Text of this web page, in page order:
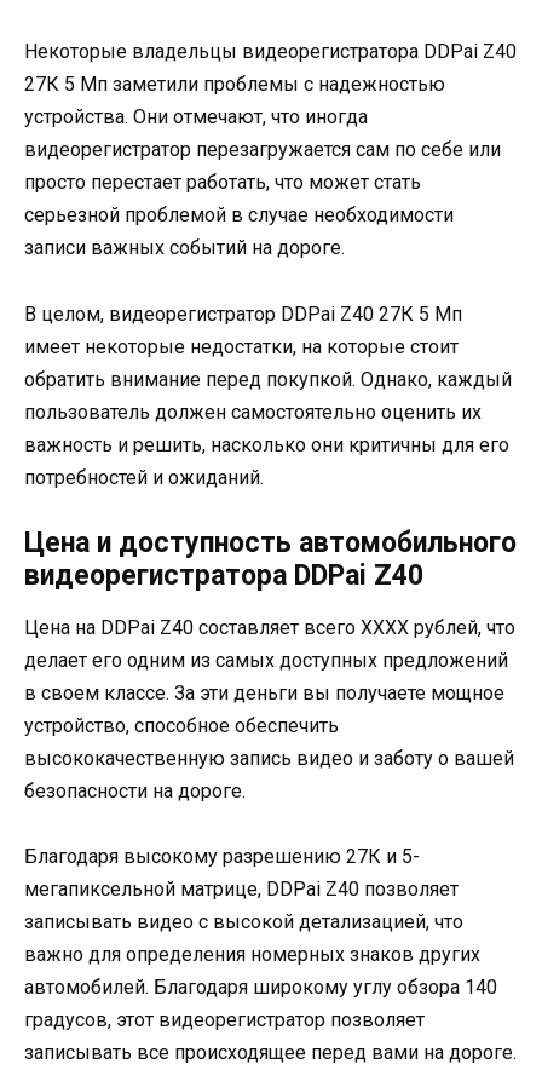
Некоторые владельцы видеорегистратора DDPai Z40
27К 5 Мп заметили проблемы с надежностью
устройства. Они отмечают, что иногда
видеорегистратор перезагружается сам по себе или
просто перестает работать, что может стать
серьезной проблемой в случае необходимости
записи важных событий на дороге.
В целом, видеорегистратор DDPai Z40 27К 5 Мп
имеет некоторые недостатки, на которые стоит
обратить внимание перед покупкой. Однако, каждый
пользователь должен самостоятельно оценить их
важность и решить, насколько они критичны для его
потребностей и ожиданий.
Цена и доступность автомобильного
видеорегистратора DDPai Z40
Цена на DDPai Z40 составляет всего ХХХХ рублей, что
делает его одним из самых доступных предложений
в своем классе. За эти деньги вы получаете мощное
устройство, способное обеспечить
высококачественную запись видео и заботу о вашей
безопасности на дороге.
Благодаря высокому разрешению 27К и 5-
мегапиксельной матрице, DDPai Z40 позволяет
записывать видео с высокой детализацией, что
важно для определения номерных знаков других
автомобилей. Благодаря широкому углу обзора 140
градусов, этот видеорегистратор позволяет
записывать все происходящее перед вами на дороге.